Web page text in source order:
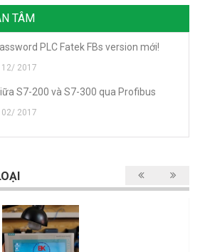
TÂM
PLC Fatek FBs version mới!
12/ 2017
S7-200 và S7-300 qua Profibus
02/ 2017